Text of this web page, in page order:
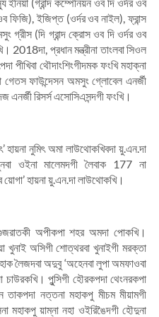
ফিজি), ইজিপ্ত (ওর্দর ওব নাইল), ফ্রান্স
গ্রীস (দি গ্রান্দ ক্রোস ওব দি ওর্দর ওব
2018দা, প্রধান মন্ত্রীনা তাংলবা সিওল
পীখিবা থৌদাংশিংগীদমক ফংখি মহাক্না
গেতস ফাউন্দেসন অমসুং গ্লোবেল এনর্জী
এনর্জী রিসর্স এসোসিএসন্দগী ফংখি।
হায়না নুমিৎ অমা লাউথোকখিবদা য়ু.এন.দা
ওইনা মালেমদগী লৈবাক 177 না
হায়না য়ু.এন.দা লাউথোকখি।
অপীকপা শহর অমদা পোকখি।
খুনাই অসিগী শোত্থরবা খুনাইগী মরক্তা
লৈজদবা অদুবু ‘অহেনবা লুপা অমফাওবা
চাউরকখি। পুন্সিগী হৌরকপদা থেংনরকপা
তাকপদা নত্তনা মহাকপু মীচম মীয়ামগী
মহাকপু য়াম্না নহা ওইরিঙৈদগী হৌদুনা